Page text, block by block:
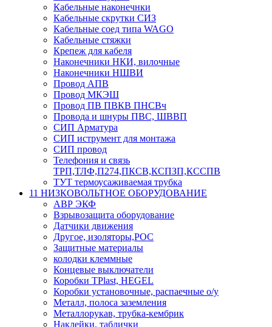
Кабельные наконечнки
Кабельные скрутки СИЗ
Кабельные соед типа WAGO
Кабельные стяжки
Крепеж для кабеля
Наконечники НКИ, вилочные
Наконечники НШВИ
Провод АПВ
Провод МКЭШ
Провод ПВ ПВКВ ПНСВч
Провода и шнуры ПВС, ШВВП
СИП Арматура
СИП иструмент для монтажа
СИП провод
Телефония и связь
ТРП,ТЛФ,П274,ПКСВ,КСПЗП,КССПВ
ТУТ термоусаживаемая трубка
11 НИЗКОВОЛЬТНОЕ ОБОРУДОВАНИЕ
АВР ЭКФ
Взрывозащита оборудование
Датчики движения
Другое, изоляторы,РОС
Защитные материалы
колодки клеммные
Концевые выключатели
Коробки TPlast, HEGEL
Коробки установочные, распаечные о/у
Металл, полоса заземления
Металлорукав, трубка-кембрик
Наклейки, таблички